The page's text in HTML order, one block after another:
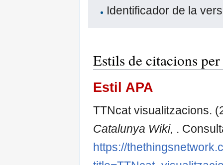
Identificador de la
Estils de citacions
Estil APA
TTNcat visualitzacions.
Catalunya Wiki, .
https://